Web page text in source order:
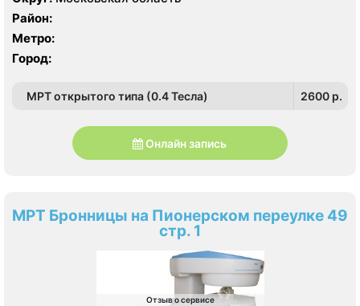
Район:
Метро:
Город:
МРТ открытого типа (0.4 Тесла) 2600 p.
Онлайн запись
МРТ Бронницы на Пионерском переулке 49
стр. 1
Отзыв о сервисе